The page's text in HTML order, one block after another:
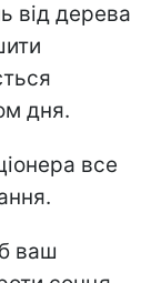
від дерева
дня.
все
ваш